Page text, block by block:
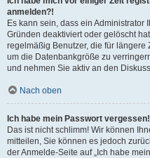
anmelden?!
Es kann sein, dass ein Administrator
Gründen deaktiviert oder gelöscht
regelmäßig Benutzer, die für
um die Datenbankgröße zu
und nehmen Sie aktiv an den
Nach oben
Ich habe mein Passwort vergessen!
Das ist nicht schlimm! Wir können
mitteilen, Sie können es jedoch
der Anmelde-Seite auf „Ich habe